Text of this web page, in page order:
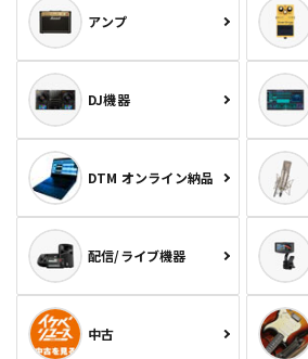
アンプ
DJ機器
DTM オンライン納品
配信/ライブ機器
中古